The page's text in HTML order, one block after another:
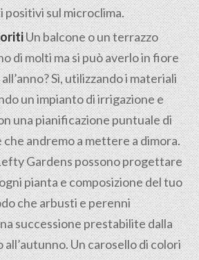
sul microclima.
Un balcone o un terrazzo
di molti ma si può averlo in fiore
Sì, utilizzando i materiali
un impianto di irrigazione e
una pianificazione puntuale di
andremo a mettere a dimora.
Gardens possono progettare
pianta e composizione del tuo
che arbusti e perenni
successione prestabilite dalla
Un carosello di colori